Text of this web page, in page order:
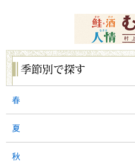
季
節
別
で
探春
夏
秋